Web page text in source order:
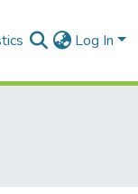
Log In